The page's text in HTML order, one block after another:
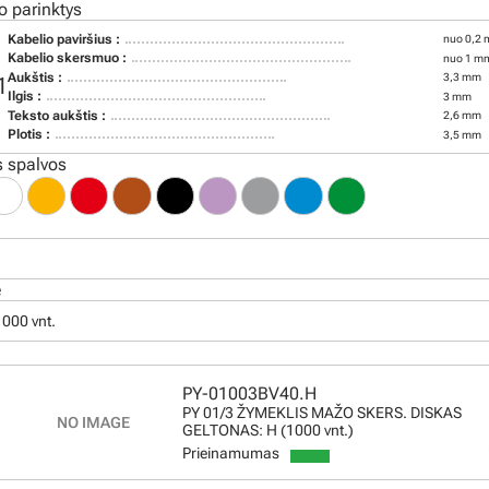
parinktys
Kabelio paviršius : nuo 0,2
Kabelio skersmuo : nuo 1
Aukštis : 3,3 mm
Ilgis : 3 mm
Teksto aukštis : 2,6 mm
Plotis : 3,5 mm
spalvos
vnt.
PY-01003BV40.H
PY 01/3 ŽYMEKLIS MAŽO SKERS. DISKAS
GELTONAS: H (1000 vnt.)
Prieinamumas